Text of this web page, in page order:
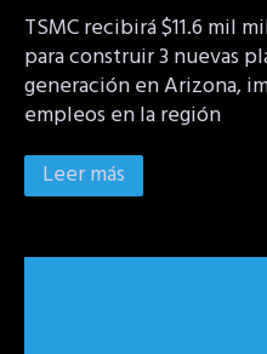
TSMC recibirá $11.6 mil
para construir 3 nuevas
generación en Arizona,
empleos en la región
Leer más